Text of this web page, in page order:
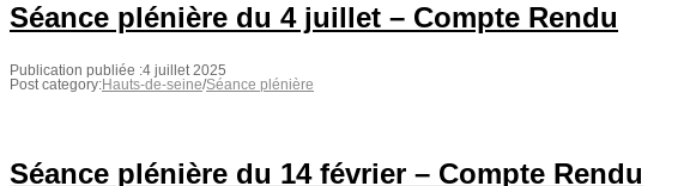
Séance plénière du 4 juillet – Compte Rendu
Publication publiée :4 juillet 2025
Post category:Hauts-de-seine/Séance plénière
Séance plénière du 14 février – Compte Rendu